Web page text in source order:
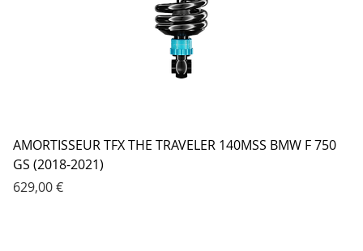
AMORTISSEUR TFX THE TRAVELER 140MSS BMW F 750
GS (2018-2021)
Prix
629,00 €